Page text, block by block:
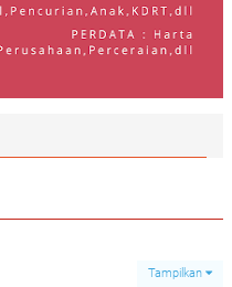
Tampilkan